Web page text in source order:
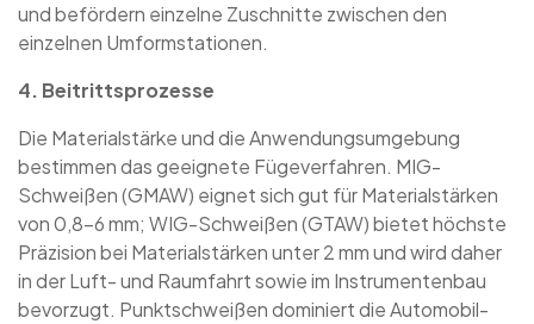
und befördern einzelne Zuschnitte zwischen den
einzelnen Umformstationen.
4. Beitrittsprozesse
Die Materialstärke und die Anwendungsumgebung
bestimmen das geeignete Fügeverfahren. MIG-
Schweißen (GMAW) eignet sich gut für Materialstärken
von 0,8–6 mm; WIG-Schweißen (GTAW) bietet höchste
Präzision bei Materialstärken unter 2 mm und wird daher
in der Luft- und Raumfahrt sowie im Instrumentenbau
bevorzugt. Punktschweißen dominiert die Automobil-